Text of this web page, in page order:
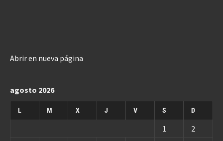
Abrir en nueva página
agosto 2026
L M X J V S D
1 2